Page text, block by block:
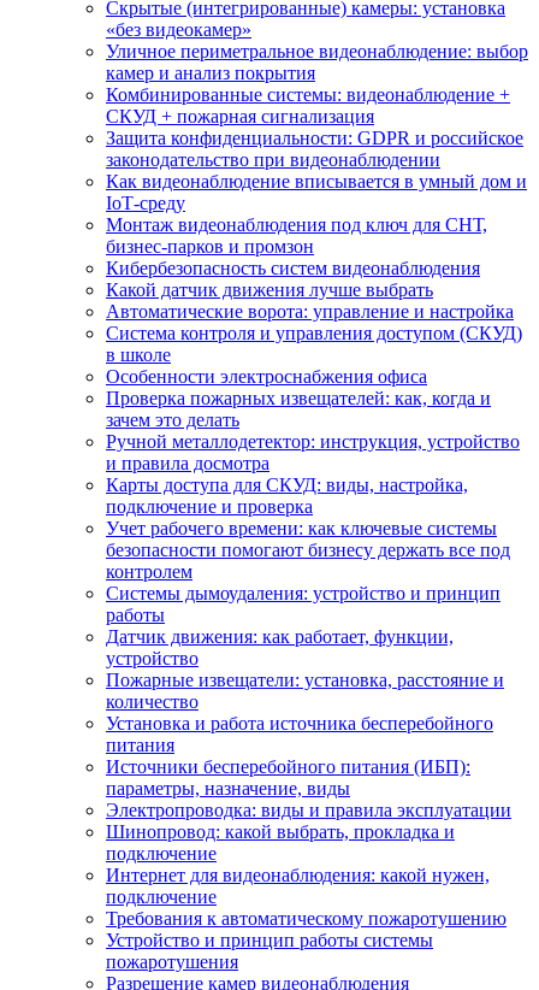
Скрытые (интегрированные) камеры: установка
«без видеокамер»
Уличное периметральное видеонаблюдение: выбор
камер и анализ покрытия
Комбинированные системы: видеонаблюдение +
СКУД + пожарная сигнализация
Защита конфиденциальности: GDPR и российское
законодательство при видеонаблюдении
Как видеонаблюдение вписывается в умный дом и
IoT‑среду
Монтаж видеонаблюдения под ключ для СНТ,
бизнес‑парков и промзон
Кибербезопасность систем видеонаблюдения
Какой датчик движения лучше выбрать
Автоматические ворота: управление и настройка
Система контроля и управления доступом (СКУД)
в школе
Особенности электроснабжения офиса
Проверка пожарных извещателей: как, когда и
зачем это делать
Ручной металлодетектор: инструкция, устройство
и правила досмотра
Карты доступа для СКУД: виды, настройка,
подключение и проверка
Учет рабочего времени: как ключевые системы
безопасности помогают бизнесу держать все под
контролем
Системы дымоудаления: устройство и принцип
работы
Датчик движения: как работает, функции,
устройство
Пожарные извещатели: установка, расстояние и
количество
Установка и работа источника бесперебойного
питания
Источники бесперебойного питания (ИБП):
параметры, назначение, виды
Электропроводка: виды и правила эксплуатации
Шинопровод: какой выбрать, прокладка и
подключение
Интернет для видеонаблюдения: какой нужен,
подключение
Требования к автоматическому пожаротушению
Устройство и принцип работы системы
пожаротушения
Разрешение камер видеонаблюдения